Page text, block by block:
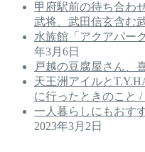
甲府駅前の待ち合わ
武将、武田信玄含む
水族館「アクアパー
年3月6日
戸越の豆腐屋さん、
天王洲アイルと
に行ったときのこと /
一人暮らしにもおす
2023年3月2日